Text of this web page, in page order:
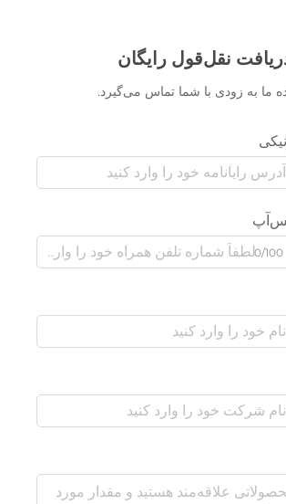
نقل‌قول رایگان
ما به زودی با شما تماس می‌گیرد.
0/100